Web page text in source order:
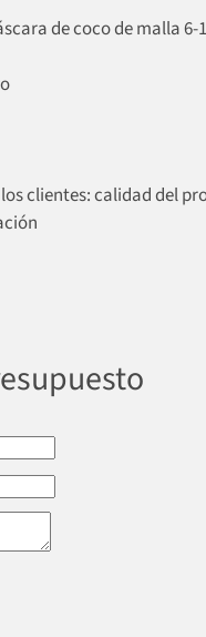
de coco de malla 6-
clientes: calidad del